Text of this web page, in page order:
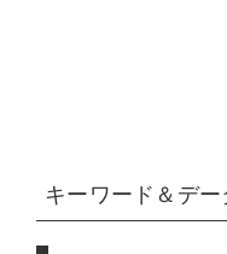
キーワード＆デー